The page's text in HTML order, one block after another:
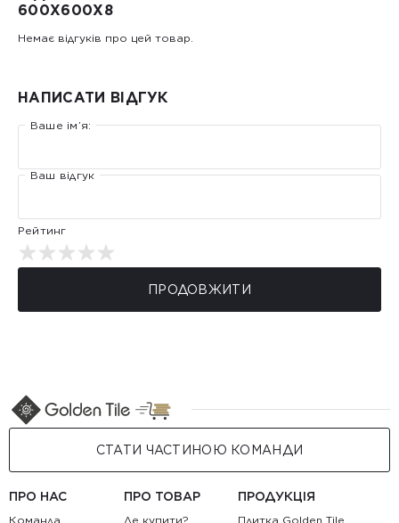
600Х600Х8
Немає відгуків про цей товар.
НАПИСАТИ ВІДГУК
Ваше ім’я:
Ваш відгук
Рейтинг
ПРОДОВЖИТИ
СТАТИ ЧАСТИНОЮ КОМАНДИ
ПРО НАС
Команда
ПРО ТОВАР
Де купити?
ПРОДУКЦІЯ
Плитка Golden Tile